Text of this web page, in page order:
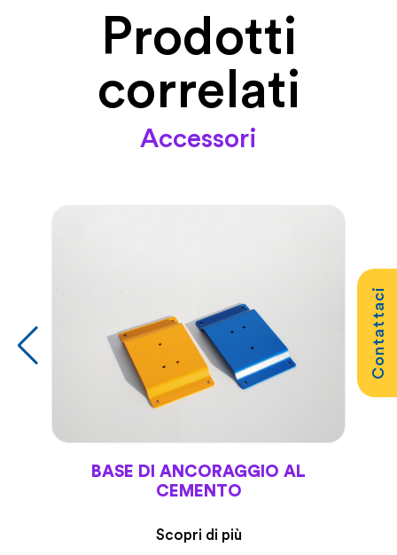
Contattaci
Prodotti
correlati
Accessori
BASE DI ANCORAGGIO AL
CEMENTO
Scopri di più